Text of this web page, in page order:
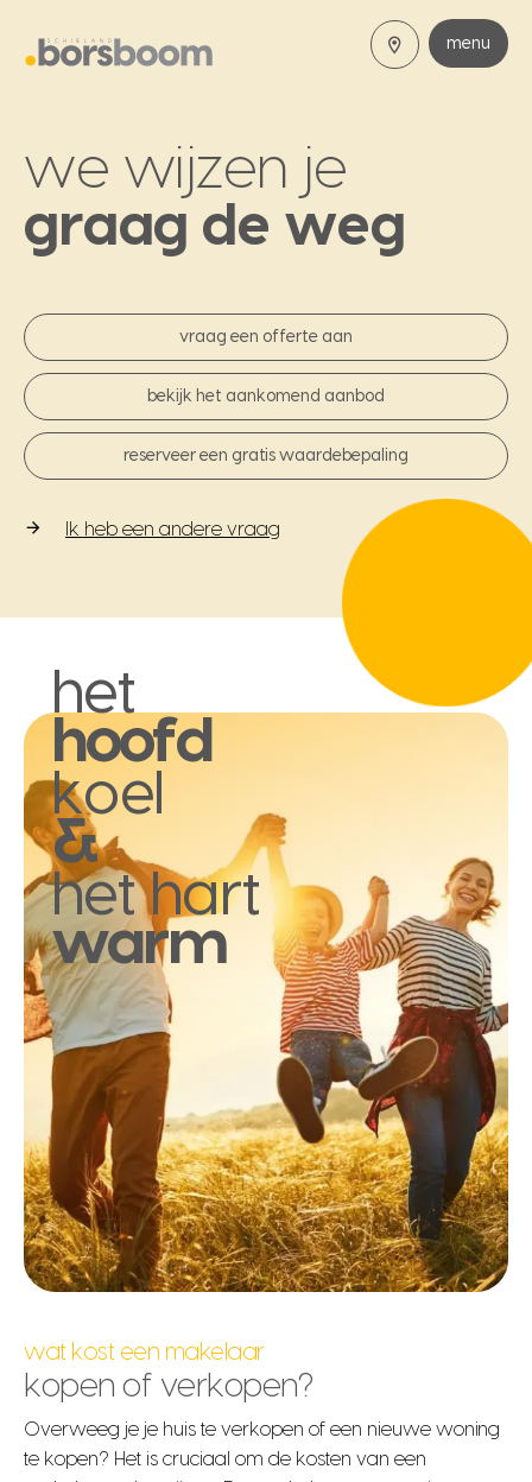
menu
we wijzen je
graag de weg
vraag een offerte aan
bekijk het aankomend aanbod
reserveer een gratis waardebepaling
Ik heb een andere vraag
het
hoofd
koel
&
het hart
warm
wat kost een makelaar
kopen of verkopen?
Overweeg je je huis te verkopen of een nieuwe woning
te kopen? Het is cruciaal om de kosten van een